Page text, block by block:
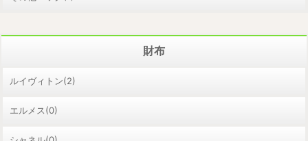
財布
ルイヴィトン(2)
エルメス(0)